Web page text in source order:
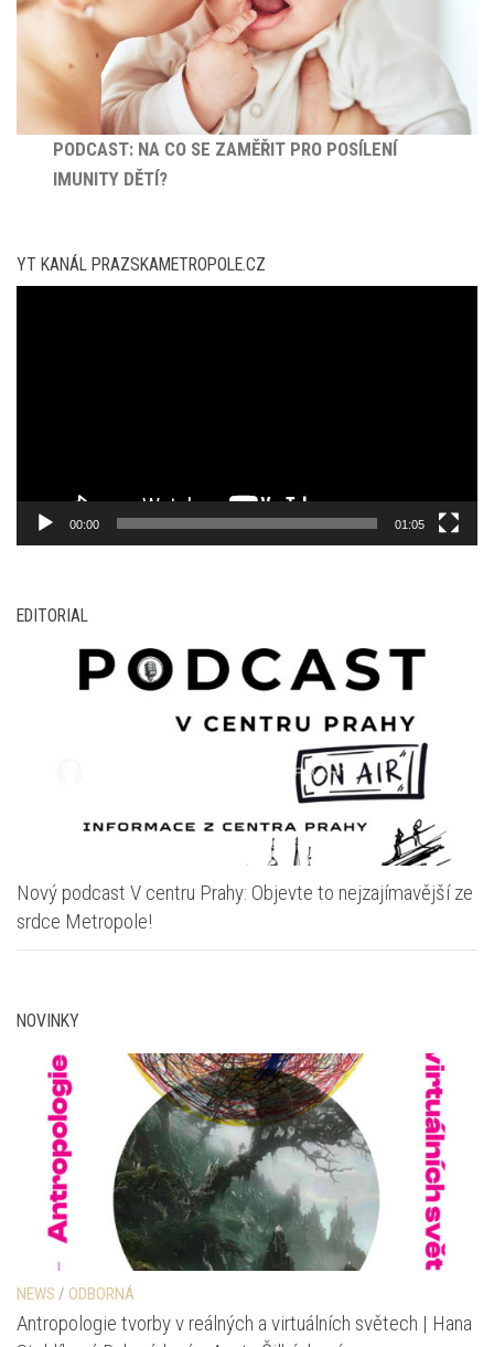
PODCAST: NA CO SE ZAMĚŘIT PRO POSÍLENÍ
IMUNITY DĚTÍ?
YT KANÁL PRAZSKAMETROPOLE.CZ
00:00 01:05
EDITORIAL
Nový podcast V centru Prahy: Objevte to nejzajímavější ze
srdce Metropole!
NOVINKY
NEWS / ODBORNÁ
Antropologie tvorby v reálných a virtuálních světech | Hana